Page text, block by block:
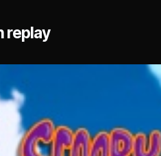
replay